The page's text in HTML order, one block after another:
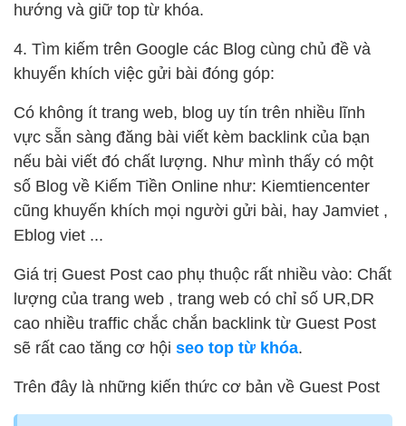
hướng và giữ top từ khóa.
4. Tìm kiếm trên Google các Blog cùng chủ đề và
khuyến khích việc gửi bài đóng góp:
Có không ít trang web, blog uy tín trên nhiều lĩnh
vực sẵn sàng đăng bài viết kèm backlink của bạn
nếu bài viết đó chất lượng. Như mình thấy có một
số Blog về Kiếm Tiền Online như: Kiemtiencenter
cũng khuyến khích mọi người gửi bài, hay Jamviet ,
Eblog viet ...
Giá trị Guest Post cao phụ thuộc rất nhiều vào: Chất
lượng của trang web , trang web có chỉ số UR,DR
cao nhiều traffic chắc chắn backlink từ Guest Post
sẽ rất cao tăng cơ hội seo top từ khóa.
Trên đây là những kiến thức cơ bản về Guest Post